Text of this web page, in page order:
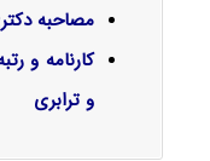
مصاحبه
کارنامه و
و ترابری